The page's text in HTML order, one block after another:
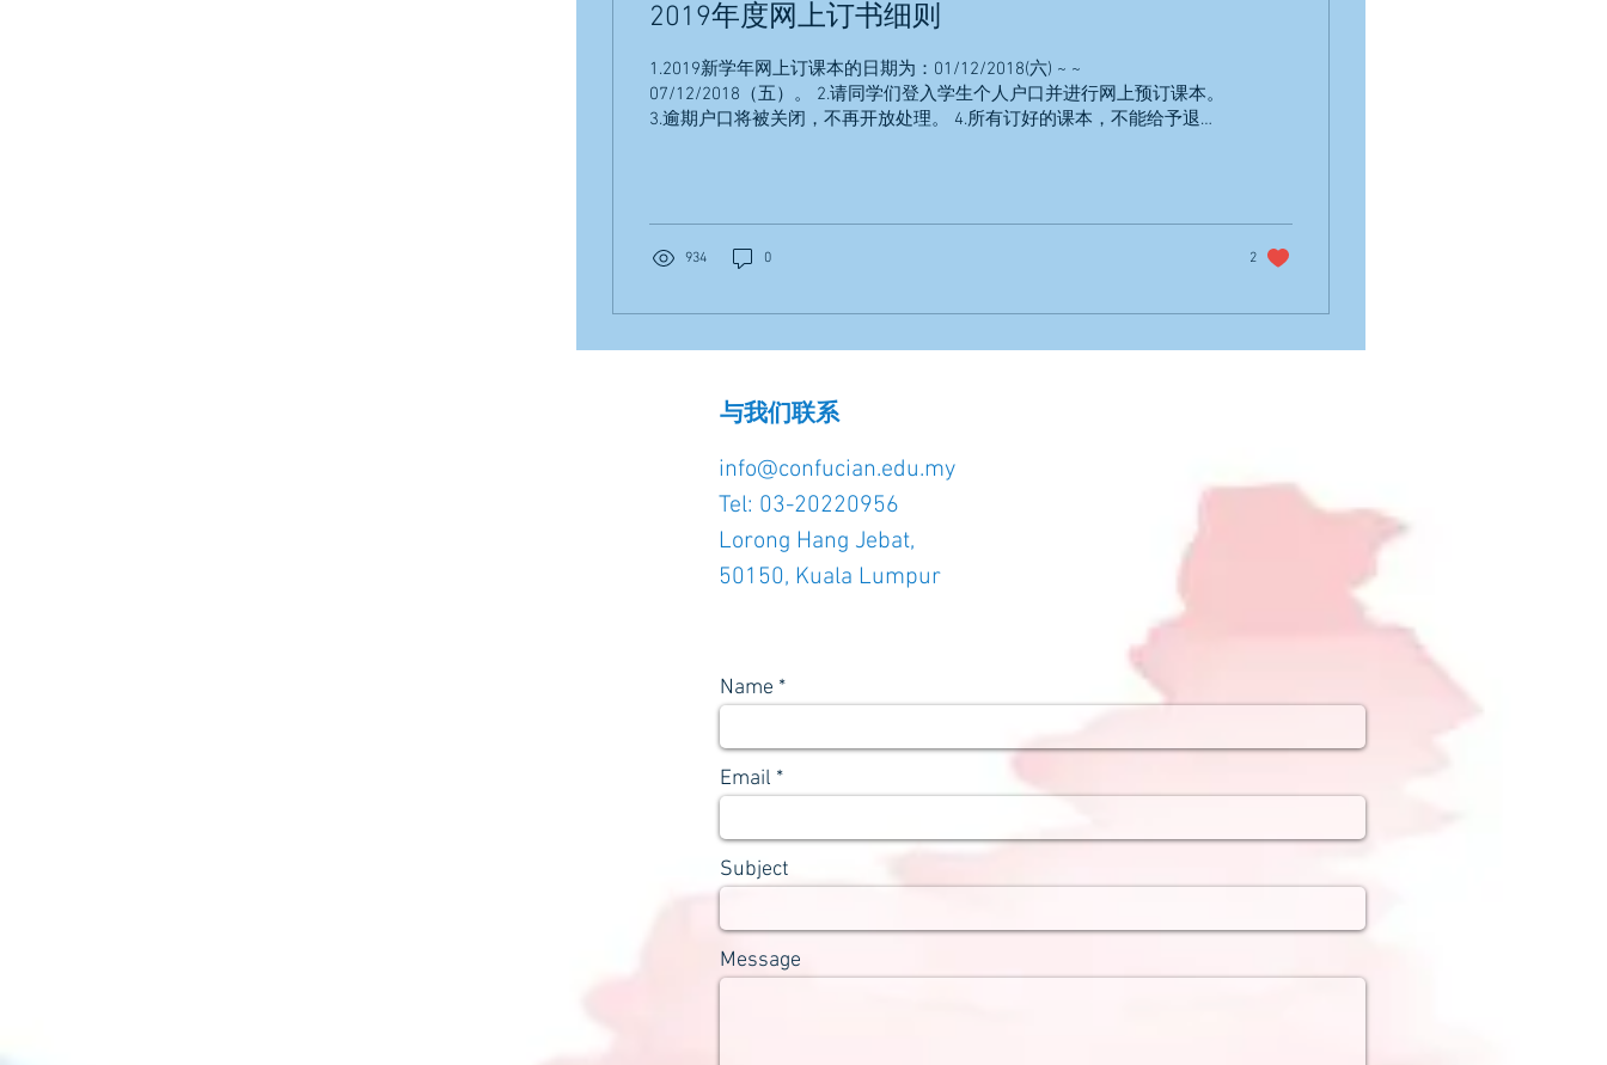
2019年度网上订书细则
1.2019新学年网上订课本的日期为：01/12/2018(六) ~ ~
07/12/2018（五）。 2.请同学们登入学生个人户口并进行网上预订课本。
3.逾期户口将被关闭，不再开放处理。 4.所有订好的课本，不能给予退
934 0 2
与我们联系
info@confucian.edu.my
Tel: 03-20220956
Lorong Hang Jebat,
50150, Kuala Lumpur
Name
Email
Subject
Message